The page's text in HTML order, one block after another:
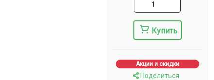
Купить
Акции и скидки
Поделиться